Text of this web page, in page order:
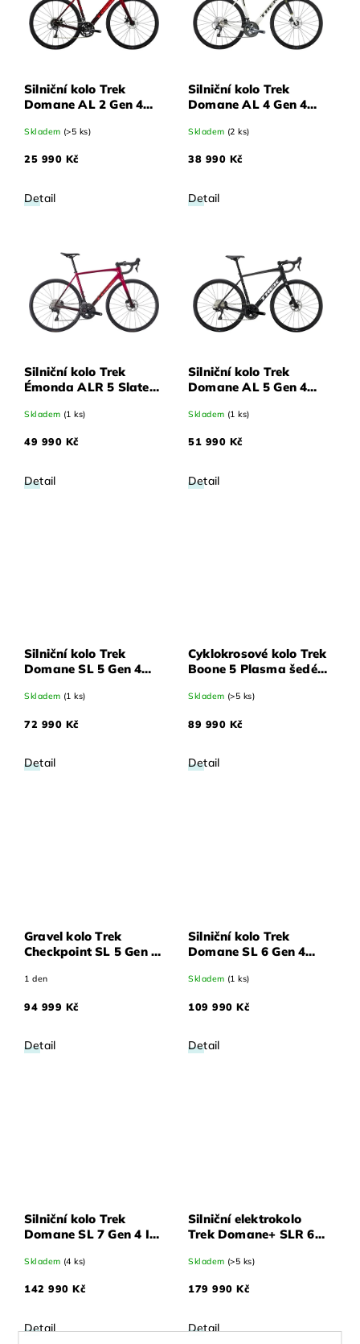
Silniční kolo Trek
Domane AL 2 Gen 4
Carmine Fade 61
Skladem (>5 ks)
25 990 Kč
Detail
Silniční kolo Trek
Domane AL 4 Gen 4
Skladem (2 ks)
38 990 Kč
Detail
Silniční kolo Trek
Émonda ALR 5 Slate
Prismatic Fade 62
Skladem (1 ks)
49 990 Kč
Detail
Silniční kolo Trek
Domane AL 5 Gen 4
Skladem (1 ks)
51 990 Kč
Detail
Silniční kolo Trek
Domane SL 5 Gen 4
bílé/Glowstick/Coral
Skladem (1 ks)
72 990 Kč
Detail
Cyklokrosové kolo Trek
Boone 5 Plasma šedé
Skladem (>5 ks)
89 990 Kč
Detail
Gravel kolo Trek
Checkpoint SL 5 Gen 2
1 den
94 999 Kč
Detail
Silniční kolo Trek
Domane SL 6 Gen 4
bílé/Glowstick/Coral
Skladem (1 ks)
109 990 Kč
Detail
Silniční kolo Trek
Domane SL 7 Gen 4 Ivy
Skladem (4 ks)
142 990 Kč
Detail
Silniční elektrokolo
Trek Domane+ SLR 6
Skladem (>5 ks)
179 990 Kč
Detail